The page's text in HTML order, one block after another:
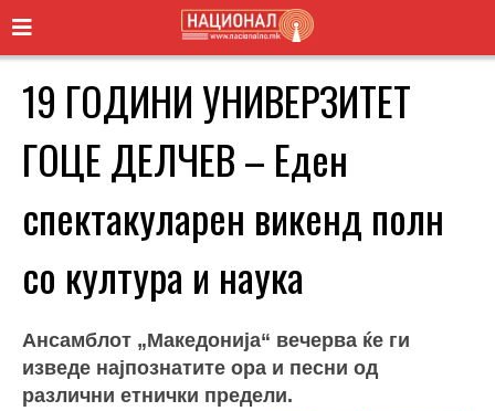
19 ГОДИНИ УНИВЕРЗИТЕТ
ГОЦЕ ДЕЛЧЕВ – Еден
спектакуларен викенд полн
со култура и наука
Ансамблот „Македонија“ вечерва ќе ги
изведе најпознатите ора и песни од
различни етнички предели.